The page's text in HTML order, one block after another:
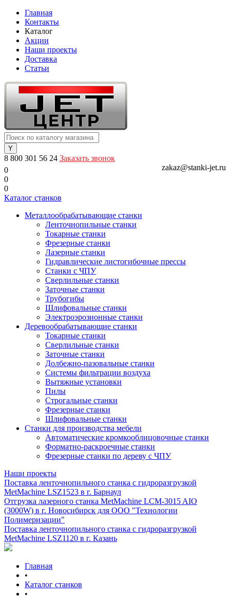
Главная
Контакты
Каталог
Акции
Наши проекты
Доставка
Статьи
8 800 301 56 24 Заказать звонок
zakaz@stanki-jet.ru
0
0
0
Каталог станков
Металлообрабатывающие станки
Ленточнопильные станки
Токарные станки
Фрезерные станки
Лазерные станки
Гидравлические листогибочные прессы
Станки с ЧПУ
Сверлильные станки
Заточные станки
Трубогибы
Шлифовальные станки
Электроэрозионные станки
Деревообрабатывающие станки
Токарные станки
Сверлильные станки
Заточные станки
Долбежно-пазовальные станки
Системы фильтрации воздуха
Вытяжные установки
Пилы
Строгальные станки
Фрезерные станки
Шлифовальные станки
Станки для производства мебели
Автоматические кромкооблицовочные станки
Форматно-раскроечные станки
Фрезерные станки по дереву с ЧПУ
Наши проекты
Поставка ленточнопильного станка c гидроразгрузкой
MetMachine LSZ1523 в г. Барнаул
Отгрузка лазерного станка MetMachine LCM-3015 AIO
(3000W) в г. Новосибирск для ООО "Технологии
Полимеризации"
Поставка ленточнопильного станка c гидроразгрузкой
MetMachine LSZ1120 в г. Казань
Главная
•
Каталог станков
•